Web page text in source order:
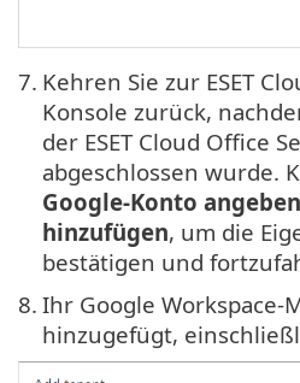
7. Kehren Sie zur ESET
Konsole zurück,
der ESET Cloud Office
abgeschlossen wurde.
Google-Konto
hinzufügen, um die
bestätigen und
8. Ihr Google Workspace-
hinzugefügt,